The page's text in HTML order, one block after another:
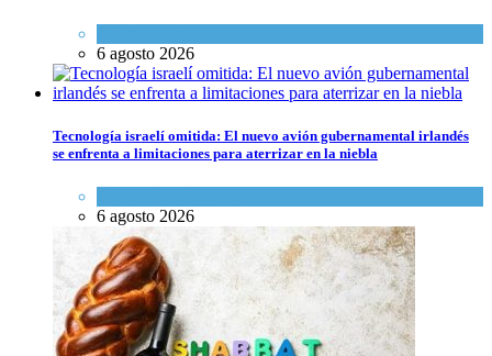
6 agosto 2026
Tecnología israelí omitida: El nuevo avión gubernamental irlandés
se enfrenta a limitaciones para aterrizar en la niebla
6 agosto 2026